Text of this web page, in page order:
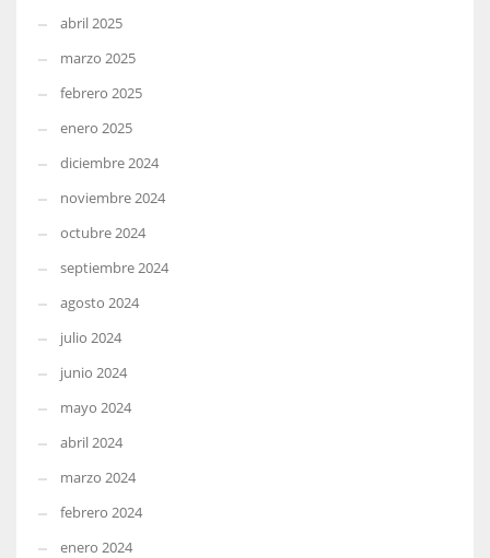
abril 2025
marzo 2025
febrero 2025
enero 2025
diciembre 2024
noviembre 2024
octubre 2024
septiembre 2024
agosto 2024
julio 2024
junio 2024
mayo 2024
abril 2024
marzo 2024
febrero 2024
enero 2024